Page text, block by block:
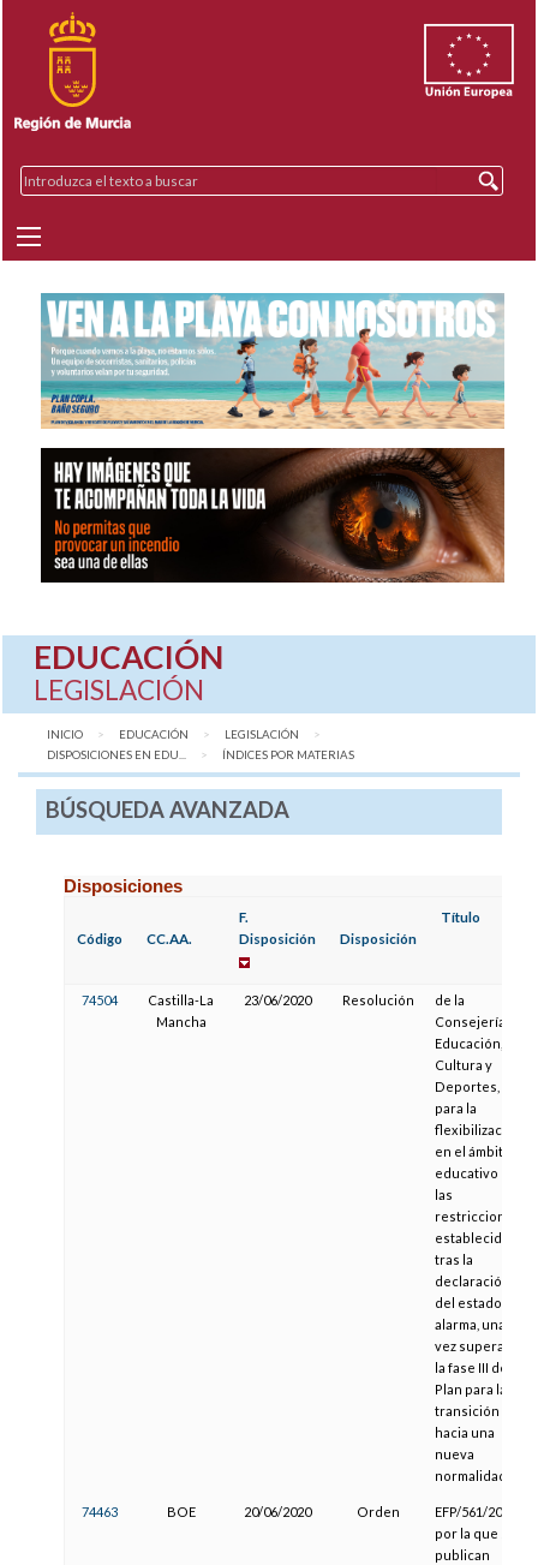
EDUCACIÓN
LEGISLACIÓN
INICIO EDUCACIÓN
LEGISLACIÓN
DISPOSICIONES EN EDU...
AQUÍ:
ÍNDICES POR MATERIAS
BÚSQUEDA AVANZADA
Disposiciones
Código CC.AA.
F.
Disposición
Disposición
Título
74504
Castilla-La
Mancha
23/06/2020 Resolución
de la
Consejería de
Educación,
Cultura y
Deportes,
para la
flexibilización
en el ámbito
educativo de
las
restricciones
establecidas
tras la
declaración
del estado de
alarma, una
vez superada
la fase III del
Plan para la
transición
hacia una
nueva
normalidad
74463 BOE 20/06/2020 Orden
EFP/561/2020,
por la que se
publican